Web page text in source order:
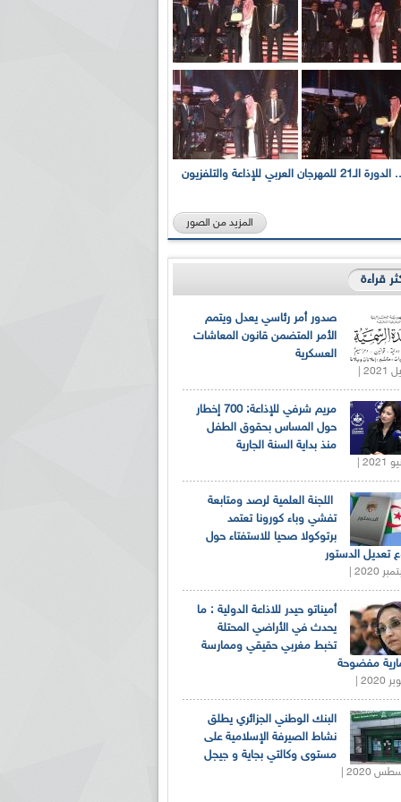
بالصور... الدورة الـ21 للمهرجان العربي للإذاعة والتلفزيون
المزيد من الصور
قراءة
صدور أمر رئاسي يعدل ويتمم
الأمر المتضمن قانون المعاشات
العسكرية
مريم شرفي للإذاعة: 700 إخطار
حول المساس بحقوق الطفل
منذ بداية السنة الجارية
اللجنة العلمية لرصد ومتابعة
تفشي وباء كورونا تعتمد
برتوكولا صحيا للاستفتاء حول
تعديل الدستور
أميناتو حيدر للاذاعة الدولية : ما
يحدث في الأراضي المحتلة
تخبط مغربي حقيقي وممارسة
مفضوحة
البنك الوطني الجزائري يطلق
نشاط الصيرفة الإسلامية على
مستوى وكالتي بجاية و جيجل